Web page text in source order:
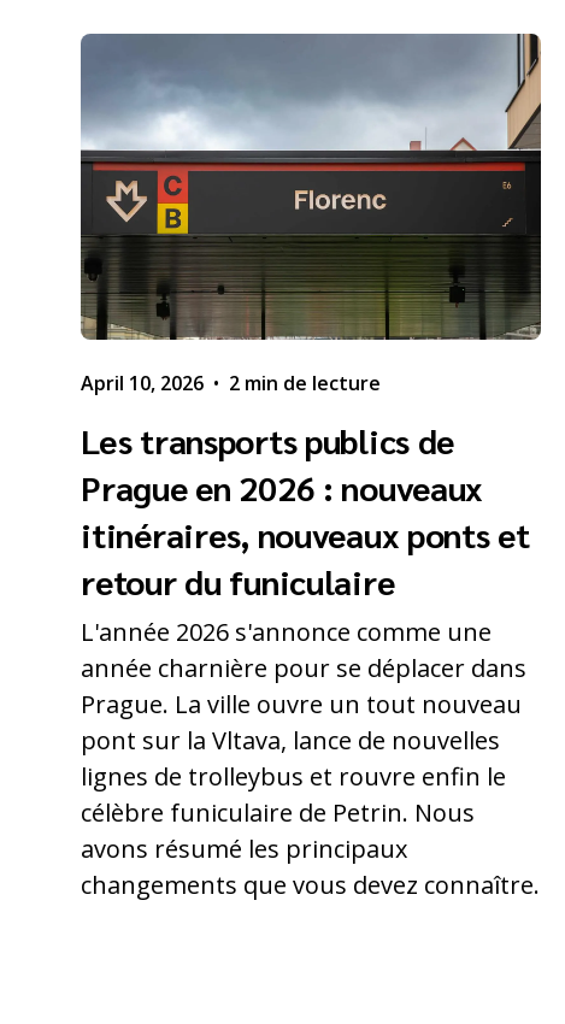
April 10, 2026 • 2 min de lecture
Les transports publics de
Prague en 2026 : nouveaux
itinéraires, nouveaux ponts et
retour du funiculaire
L'année 2026 s'annonce comme une
année charnière pour se déplacer dans
Prague. La ville ouvre un tout nouveau
pont sur la Vltava, lance de nouvelles
lignes de trolleybus et rouvre enfin le
célèbre funiculaire de Petrin. Nous
avons résumé les principaux
changements que vous devez connaître.